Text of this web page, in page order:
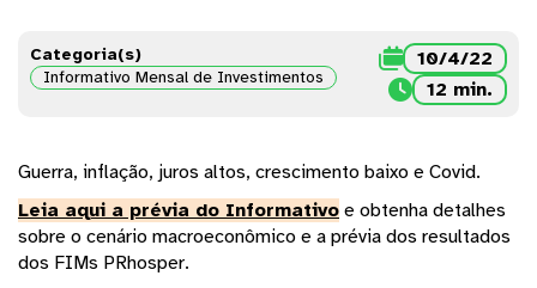
Categoria(s)
Informativo Mensal de Investimentos
 10/4/22
 12 min.
Guerra, inflação, juros altos, crescimento baixo e Covid.
Leia aqui a prévia do Informativo e obtenha detalhes
sobre o cenário macroeconômico e a prévia dos resultados
dos FIMs PRhosper.